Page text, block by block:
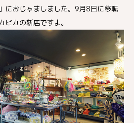
におじゃましました。9月8日に移転
ピカの新店ですよ。